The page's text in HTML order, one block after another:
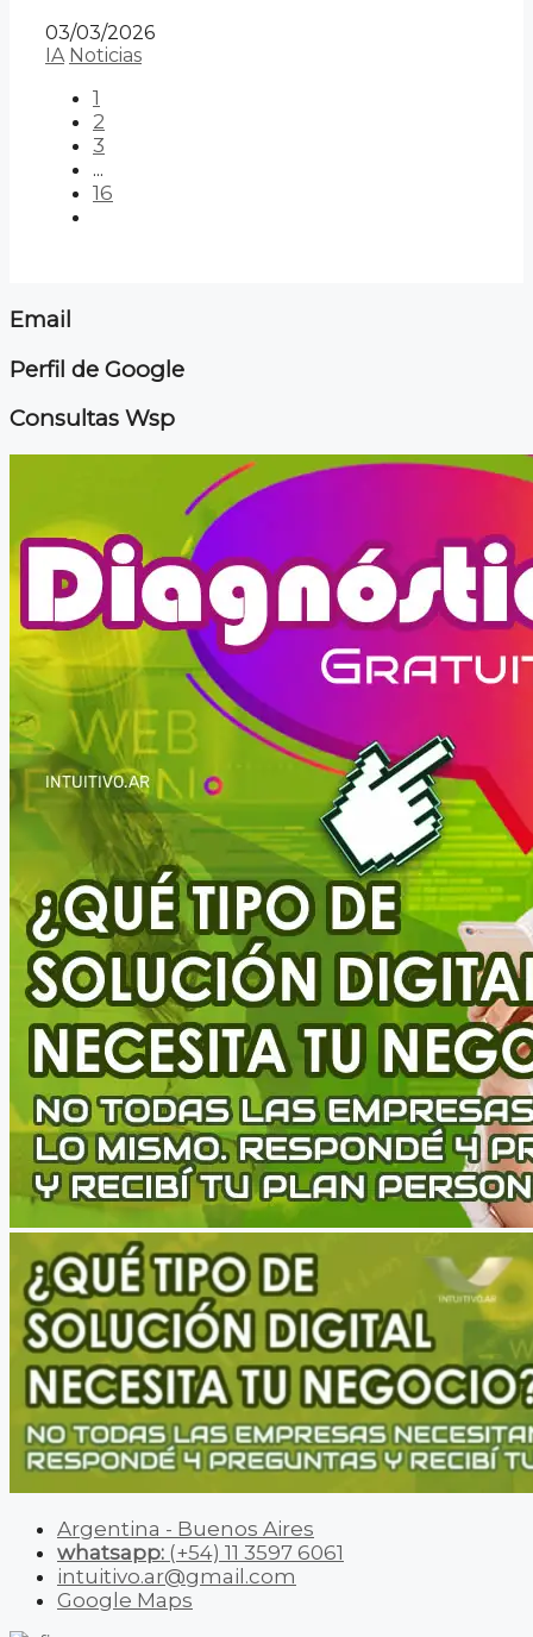
03/03/2026
IA Noticias
1
2
3
...
16
Email
Perfil de Google
Consultas Wsp
Argentina - Buenos Aires
whatsapp: (+54) 11 3597 6061
intuitivo.ar@gmail.com
Google Maps